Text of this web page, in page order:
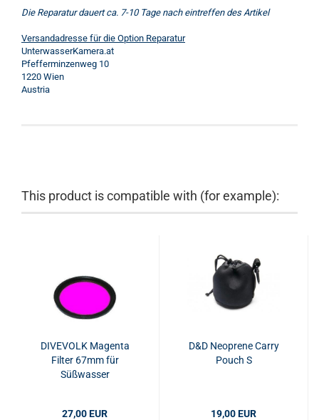
Die Reparatur dauert ca. 7-10 Tage nach eintreffen des Artikel
Versandadresse für die Option Reparatur
UnterwasserKamera.at
Pfefferminzenweg 10
1220 Wien
Austria
This product is compatible with (for example):
DIVEVOLK Magenta
Filter 67mm für
Süßwasser
27,00 EUR
D&D Neoprene Carry
Pouch S
19,00 EUR